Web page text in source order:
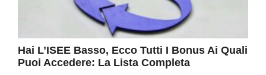
Hai L’ISEE Basso, Ecco Tutti I Bonus Ai Quali
Puoi Accedere: La Lista Completa